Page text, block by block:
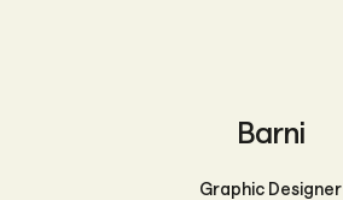
Barni
Graphic Designer